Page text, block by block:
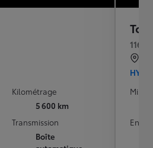
Kilométrage
5 600 km
Transmission
Boîte
116h
Mise